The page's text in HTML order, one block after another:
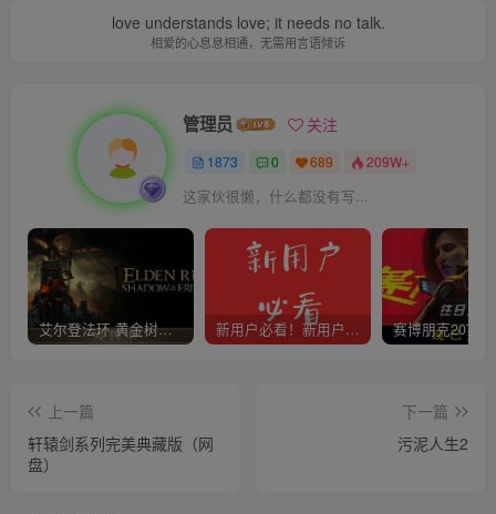
love understands love; it needs no talk.
相爱的心息息相通，无需用言语倾诉
管理员 关注
1873 0 689 209W+
这家伙很懒，什么都没有写...
艾尔登法环 黄金树幽影 新用户必看！新用户必看！新用户必看！！！
上一篇
轩辕剑系列完美典藏版（网
盘）
下一篇
污泥人生2